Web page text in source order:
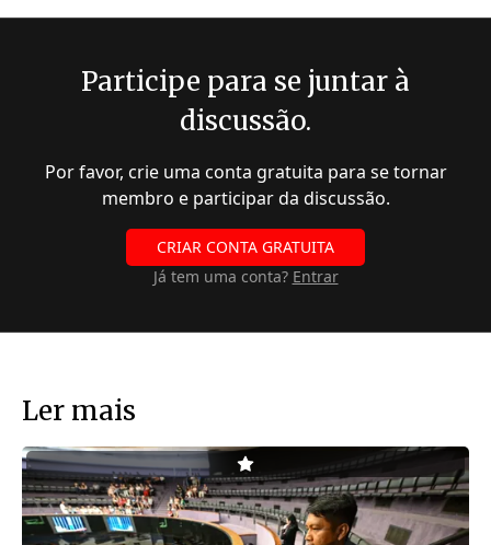
Participe para se juntar à
discussão.
Por favor, crie uma conta gratuita para se tornar
membro e participar da discussão.
CRIAR CONTA GRATUITA
Já tem uma conta? Entrar
Ler mais